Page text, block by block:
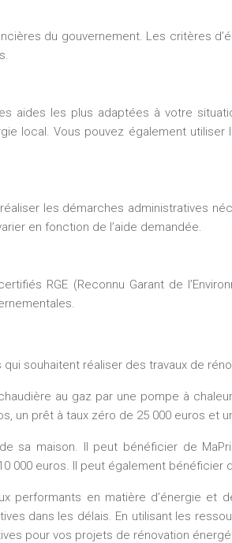
du gouvernement. Les critères
aides les plus adaptées à votre
local. Vous pouvez également
les démarches administratives
en fonction de l’aide demandée.
RGE (Reconnu Garant de
souhaitent réaliser des travaux de
au gaz par une pompe à
un prêt à taux zéro de 25 000 euros et
sa maison. Il peut bénéficier de
euros. Il peut également bénéficier
performants en matière d’énergie
dans les délais. En utilisant les
pour vos projets de rénovation